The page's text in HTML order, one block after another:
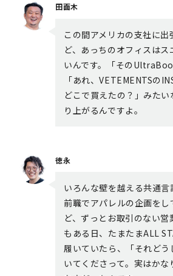
田面木
この間アメリカの支社に
ど、あっちのオフィスは
いんです。「その
「あれ、VETEMENTSの
どこで買えたの？」みた
り上がるんですよ。
徳永
いろんな壁を越える共通
前職でアパレルの企画をし
ど、ずっとお取引のない営
もある日、たまたまALL
履いていたら、「それどう
いてくださって。実はかな